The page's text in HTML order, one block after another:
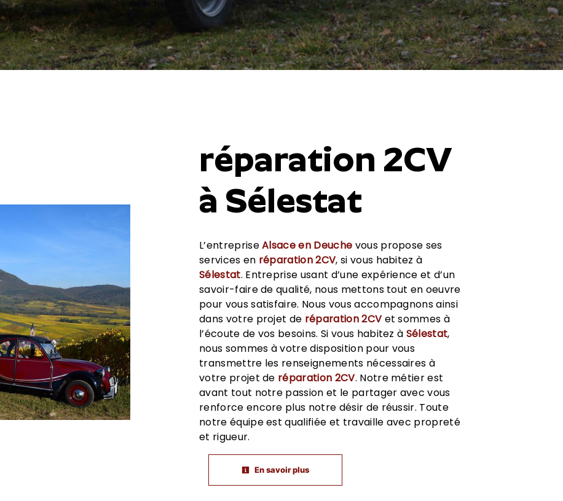
réparation 2CV
à Sélestat
L’entrepriseAlsace en Deuche vous propose ses
services en réparation 2CV, si vous habitez à
Sélestat. Entreprise usant d’une expérience et d’un
savoir-faire de qualité, nous mettons tout en oeuvre
pour vous satisfaire. Nous vous accompagnons ainsi
dans votre projet de réparation 2CV et sommes à
l’écoute de vos besoins. Si vous habitez à Sélestat,
nous sommes à votre disposition pour vous
transmettre les renseignements nécessaires à
votre projet de réparation 2CV. Notre métier est
avant tout notre passion et le partager avec vous
renforce encore plus notre désir de réussir. Toute
notre équipe est qualifiée et travaille avec propreté
et rigueur.
En savoir plus